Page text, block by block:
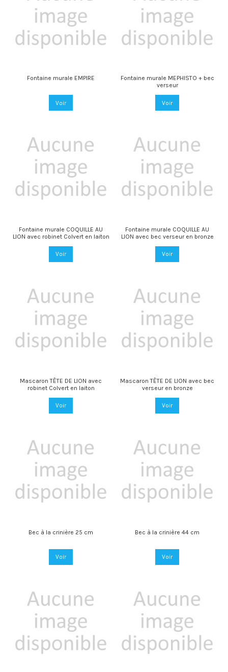
Fontaine murale EMPIRE
Voir
Fontaine murale MEPHISTO + bec
verseur
Voir
Fontaine murale COQUILLE AU
LION avec robinet Colvert en laiton
Voir
Fontaine murale COQUILLE AU
LION avec bec verseur en bronze
Voir
Mascaron TÊTE DE LION avec
robinet Colvert en laiton
Voir
Mascaron TÊTE DE LION avec bec
verseur en bronze
Voir
Bec à la crinière 25 cm
Voir
Bec à la crinière 44 cm
Voir